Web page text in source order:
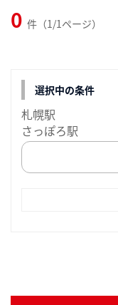
0 件（1/1ページ）
選択中の条件
札幌駅
さっぽろ駅